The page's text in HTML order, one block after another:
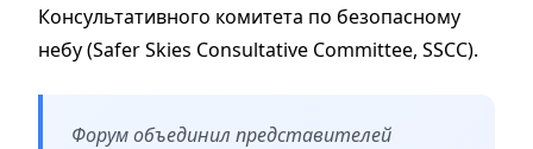
Консультативного комитета по безопасному
небу (Safer Skies Consultative Committee, SSCC).
Форум объединил представителей